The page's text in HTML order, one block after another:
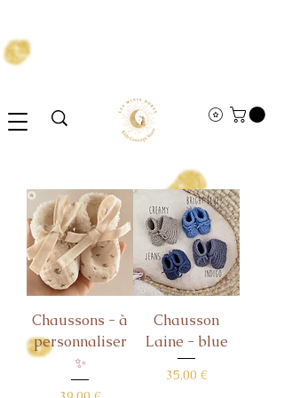
Chaussons - à
personnaliser
✨
Chausson
Laine - blue
Prix
35,00 €